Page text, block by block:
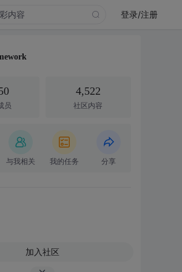
登录/注册
员
4,522
社区内容
与我相关 我的任务 分享
加入社区